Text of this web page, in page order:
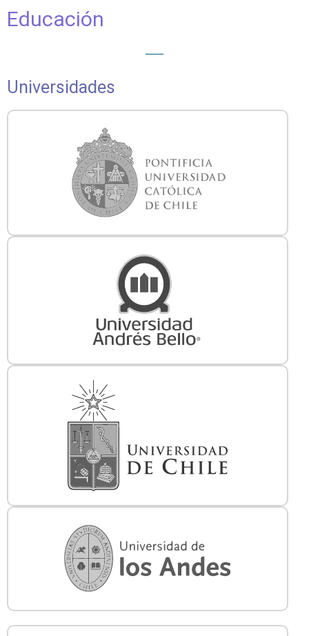
Educación
Universidades